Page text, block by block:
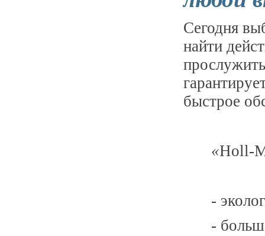
Сегодня
найти
быстрое
«Holl-
-
-